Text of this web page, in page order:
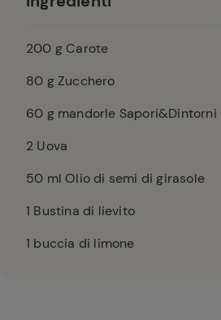
200 g Carote
80 g Zucchero
60 g mandorle Sapori&Dintorni
2 Uova
50 ml Olio di semi di girasole
1 Bustina di lievito
1 buccia di limone